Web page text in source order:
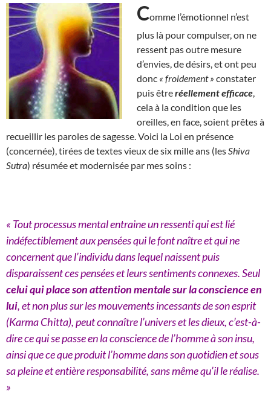
Comme l’émotionnel n’est
plus là pour compulser, on ne
ressent pas outre mesure
d’envies, de désirs, et ont peu
donc « froidement » constater
puis êtreréellement efficace
cela à la condition que les
oreilles, en face, soient prêtes à
recueillir les paroles de sagesse. Voici la Loi en présence
(concernée), tirées de textes vieux de six mille ans (les Shiva
Sutra) résumée et modernisée par mes soins :
« Tout processus mental entraine un ressenti qui est lié
indéfectiblement aux pensées qui le font naître et qui ne
concernent que l’individu dans lequel naissent puis
disparaissent ces pensées et leurs sentiments connexes. Seul
celui qui place son attention mentale sur la conscience en
lui, et non plus sur les mouvements incessants de son esprit
(Karma Chitta), peut connaître l’univers et les dieux, c’est-à-
dire ce qui se passe en la conscience de l’homme à son insu,
ainsi que ce que produit l’homme dans son quotidien et sous
sa pleine et entière responsabilité, sans même qu’il le réalise.
»